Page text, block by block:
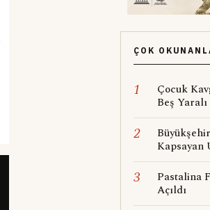
ÇOK
1
Çocuk
Beş Yaralı
2
Kapsayan
3
Pastalina
Açıldı